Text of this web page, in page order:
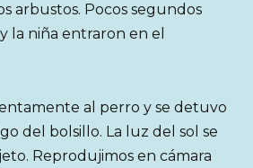
arbustos. Pocos segundos
la niña entraron en el
al perro y se detuvo
del bolsillo. La luz del sol se
Reprodujimos en cámara